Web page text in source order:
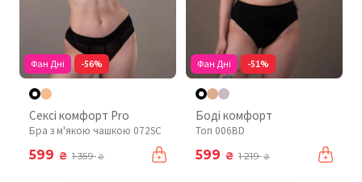
Фан Дні -56%
Сексі комфорт Pro
Бра з м'якою чашкою 072SC
599 ₴ 1 359₴
Фан Дні -51%
Боді комфорт
Топ 006BD
599 ₴ 1 219₴